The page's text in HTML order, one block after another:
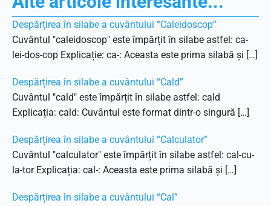
Despărțirea în silabe a cuvântului “Caleidoscop”
Cuvântul "caleidoscop" este împărțit în silabe astfel: ca-
lei-dos-cop Explicație: ca-: Aceasta este prima silabă și […]
Despărțirea în silabe a cuvântului “Cald”
Cuvântul "cald" este împărțit în silabe astfel: cald
Explicația: cald: Cuvântul este format dintr-o singură […]
Despărțirea în silabe a cuvântului “Calculator”
Cuvântul "calculator" este împărțit în silabe astfel: cal-cu-
la-tor Explicația: cal-: Aceasta este prima silabă și […]
Despărțirea în silabe a cuvântului “Cal”